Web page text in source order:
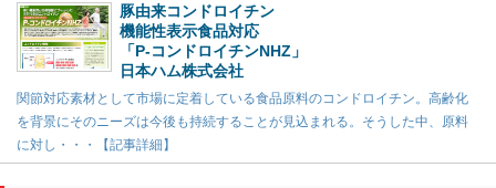
豚由来コンドロイチン
機能性表示食品対応
「P-コンドロイチンNHZ」
日本ハム株式会社
関節対応素材として市場に定着している食品原料のコンドロイチン。高齢化
を背景にそのニーズは今後も持続することが見込まれる。そうした中、原料
に対し・・・【記事詳細】